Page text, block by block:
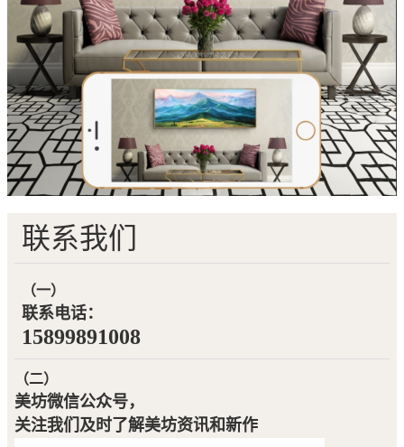
联系我们
（一）
联系电话：
15899891008
（二）
美坊微信公众号，
关注我们及时了解美坊资讯和新作